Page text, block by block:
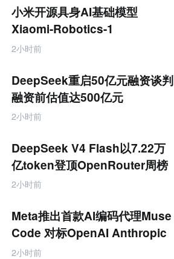
商
产
业
互
联
网
小米开源具身AI基础模型
Xiaomi-Robotics-1
2小时前
DeepSeek重启50亿元融资谈判
融资前估值达500亿元
2小时前
DeepSeek V4 Flash以7.22万
亿token登顶OpenRouter周榜
2小时前
Meta推出首款AI编码代理Muse
Code 对标OpenAI Anthropic
2小时前